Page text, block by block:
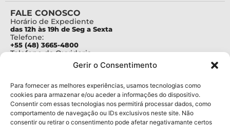
Gerir o Consentimento
Para fornecer as melhores experiências, usamos tecnologias como
cookies para armazenar e/ou aceder a informações do dispositivo.
Consentir com essas tecnologias nos permitirá processar dados, como
comportamento de navegação ou IDs exclusivos neste site. Não
consentir ou retirar o consentimento pode afetar negativamante certos
FALE CONOSCO
Horário de Expediente
das 12h às 19h de Seg a Sexta
Telefone:
+55 (48) 3665-4800
Telefone da Ouvidoria
Para assuntos relacionados à Pesquisa
pesquisa@fapesc.sc.gov.br
Para assuntos relacionados à Inovação
inovacao@fapesc.sc.gov.br
Para assuntos relacionados à Bolsas
bolsas@fapesc.sc.gov.br